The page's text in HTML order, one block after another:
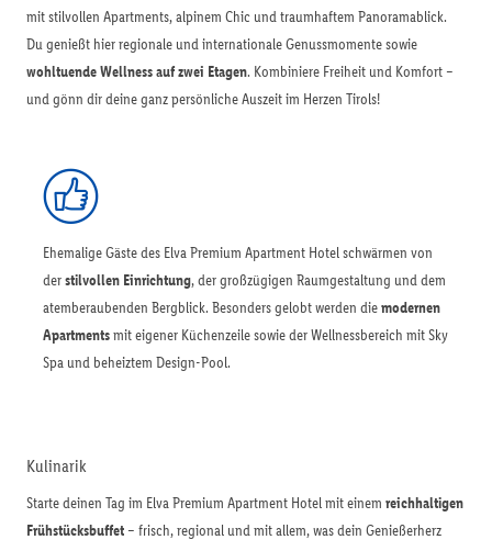
mit stilvollen Apartments, alpinem Chic und traumhaftem Panoramablick.
Du genießt hier regionale und internationale Genussmomente sowie
wohltuende Wellness auf zwei Etagen. Kombiniere Freiheit und Komfort –
und gönn dir deine ganz persönliche Auszeit im Herzen Tirols!
Ehemalige Gäste des Elva Premium Apartment Hotel schwärmen von
derstilvollen Einrichtung, der großzügigen Raumgestaltung und dem
atemberaubenden Bergblick. Besonders gelobt werden diemodernen
Apartmentsmit eigener Küchenzeile sowie der Wellnessbereich mit Sky
Spa und beheiztem Design-Pool.
Kulinarik
Starte deinen Tag im Elva Premium Apartment Hotel mit einem reichhaltigen
Frühstücksbuffet – frisch, regional und mit allem, was dein Genießerherz